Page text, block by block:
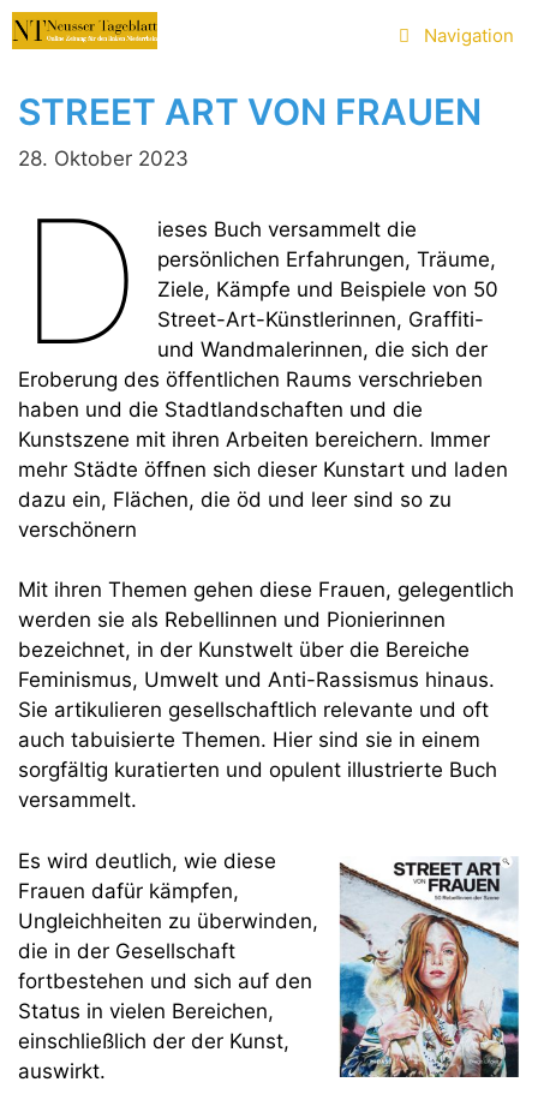
Zum
Inhalt
Navigation
STREET ART VON FRAUEN
28. Oktober 2023
D
ieses Buch versammelt die
persönlichen Erfahrungen, Träume,
Ziele, Kämpfe und Beispiele von 50
Street-Art-Künstlerinnen, Graffiti-
und Wandmalerinnen, die sich der
Eroberung des öffentlichen Raums verschrieben
haben und die Stadtlandschaften und die
Kunstszene mit ihren Arbeiten bereichern. Immer
mehr Städte öffnen sich dieser Kunstart und laden
dazu ein, Flächen, die öd und leer sind so zu
verschönern
Mit ihren Themen gehen diese Frauen, gelegentlich
werden sie als Rebellinnen und Pionierinnen
bezeichnet, in der Kunstwelt über die Bereiche
Feminismus, Umwelt und Anti-Rassismus hinaus.
Sie artikulieren gesellschaftlich relevante und oft
auch tabuisierte Themen. Hier sind sie in einem
sorgfältig kuratierten und opulent illustrierte Buch
versammelt.
Es wird deutlich, wie diese
Frauen dafür kämpfen,
Ungleichheiten zu überwinden,
die in der Gesellschaft
fortbestehen und sich auf den
Status in vielen Bereichen,
einschließlich der der Kunst,
auswirkt.